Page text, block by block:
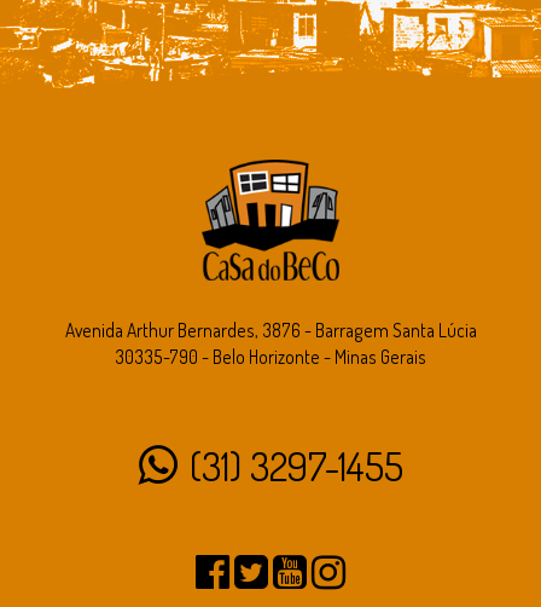
Avenida Arthur Bernardes, 3876 - Barragem Santa Lúcia
30335-790 - Belo Horizonte - Minas Gerais
(31) 3297-1455